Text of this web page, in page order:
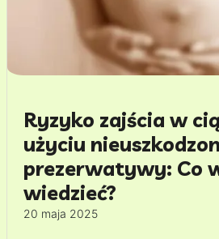
Ryzyko zajścia w
użyciu
prezerwatywy: Co
wiedzieć?
20 maja 2025